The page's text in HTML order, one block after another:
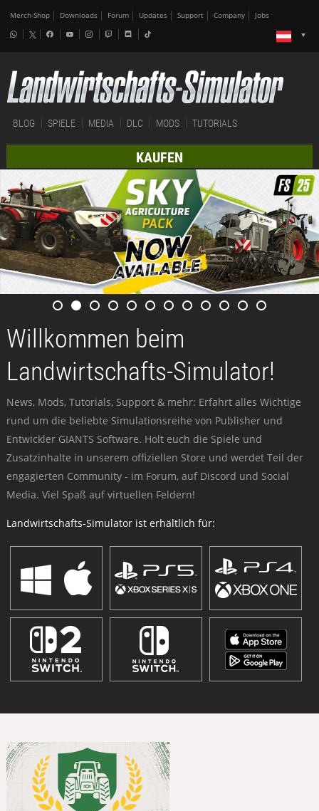
Merch-Shop Downloads Forum Updates Support Company Jobs
BLOG SPIELE MEDIA DLC MODS TUTORIALS
KAUFEN
Willkommen beim
Landwirtschafts-Simulator!
News, Mods, Tutorials, Support & mehr: Erfahrt alles Wichtige
rund um die beliebte Simulationsreihe von Publisher und
Entwickler GIANTS Software. Holt euch die Spiele und
Zusatzinhalte in unserem offiziellen Store und werdet Teil der
engagierten Community - im Forum, auf Discord und Social
Media. Viel Spaß auf virtuellen Feldern!
Landwirtschafts-Simulator ist erhältlich für: